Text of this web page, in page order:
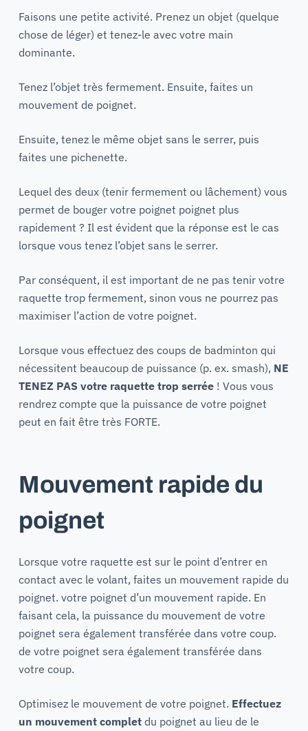
Faisons une petite activité. Prenez un objet (quelque
chose de léger) et tenez-le avec votre main
dominante.
Tenez l’objet très fermement. Ensuite, faites un
mouvement de poignet.
Ensuite, tenez le même objet sans le serrer, puis
faites une pichenette.
Lequel des deux (tenir fermement ou lâchement) vous
permet de bouger votre poignet poignet plus
rapidement ? Il est évident que la réponse est le cas
lorsque vous tenez l’objet sans le serrer.
Par conséquent, il est important de ne pas tenir votre
raquette trop fermement, sinon vous ne pourrez pas
maximiser l’action de votre poignet.
Lorsque vous effectuez des coups de badminton qui
nécessitent beaucoup de puissance (p. ex. smash), NE
TENEZ PAS votre raquette trop serrée ! Vous vous
rendrez compte que la puissance de votre poignet
peut en fait être très FORTE.
Mouvement rapide du
poignet
Lorsque votre raquette est sur le point d’entrer en
contact avec le volant, faites un mouvement rapide du
poignet. votre poignet d’un mouvement rapide. En
faisant cela, la puissance du mouvement de votre
poignet sera également transférée dans votre coup.
de votre poignet sera également transférée dans
votre coup.
Optimisez le mouvement de votre poignet. Effectuez
un mouvement completdu poignet au lieu de le